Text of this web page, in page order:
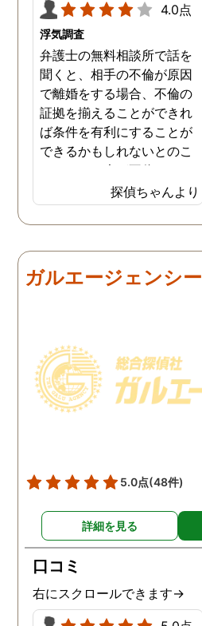
4.0点
浮気調査
弁護士の無料相談所で話を
聞くと、相手の不倫が原因
で離婚をする場合、不倫の
証拠を揃えることができれ
ば条件を有利にすることが
できるかもしれないとのこ
とでした。夫が不倫をして
いるのは確実なのですが、
私の証言だけでは効力が弱
いようです。弁護士のアド
の証拠を集めてもらうこと
にしました。夫は私への関
とはしょっちゅうです。次
の休みも休日出勤と称して
家を空けているので、この
日に証拠集めをお願いしま
と会い、そのまま夜まで過
間もラブホテルの利用もし
たようで、たった一日で不
倫の証拠を揃えることがで
きました。
探偵ちゃんより
ガルエージェンシー
5.0点(48件)
詳細を見る
口コミ
右にスクロールできます→